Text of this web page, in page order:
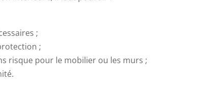
;
;
risque pour le mobilier ou les murs ;